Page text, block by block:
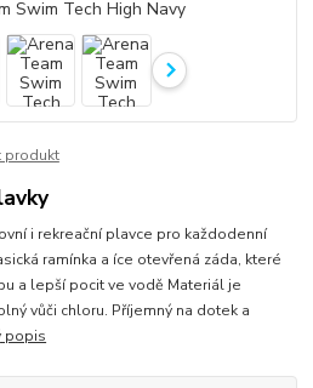
produkt
i rekreační plavce pro každodenní
ramínka a íce otevřená záda, které
a lepší pocit ve vodě Materiál je
vůči chloru. Příjemný na dotek a
popis